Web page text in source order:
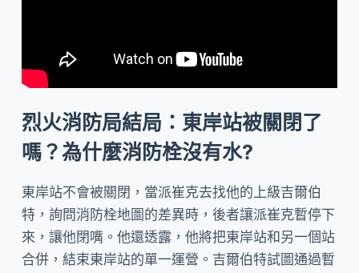
烈火消防局結局：東岸站被關閉了
嗎？為什麼消防栓沒有水?
東岸站不會被關閉，當派崔克去找他的上級吉爾伯
特，詢問消防栓地圖的差異時，後者讓派崔克暫停下
來，讓他閉嘴。他還透露，他將把東岸站和另一個站
合併，結束東岸站的單一運營。吉爾伯特試圖通過暫